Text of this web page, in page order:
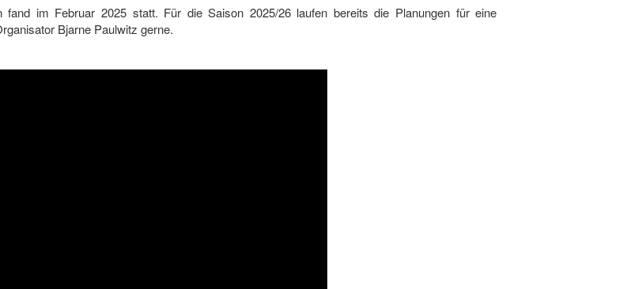
fand im Februar 2025 statt. Für die Saison 2025/26 laufen bereits die Planungen für eine
Bjarne Paulwitz gerne.